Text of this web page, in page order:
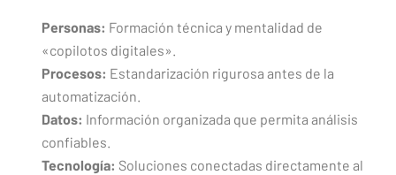
Personas: Formación técnica y mentalidad de
«copilotos digitales».
Procesos: Estandarización rigurosa antes de la
automatización.
Datos: Información organizada que permita análisis
confiables.
Tecnología: Soluciones conectadas directamente al